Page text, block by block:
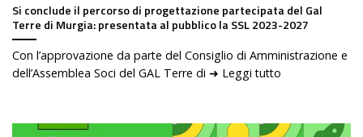
Si conclude il percorso di progettazione partecipata del Gal
Terre di Murgia: presentata al pubblico la SSL 2023-2027
Con l’approvazione da parte del Consiglio di Amministrazione e
dell’Assemblea Soci del GAL Terre di ➜ Leggi tutto